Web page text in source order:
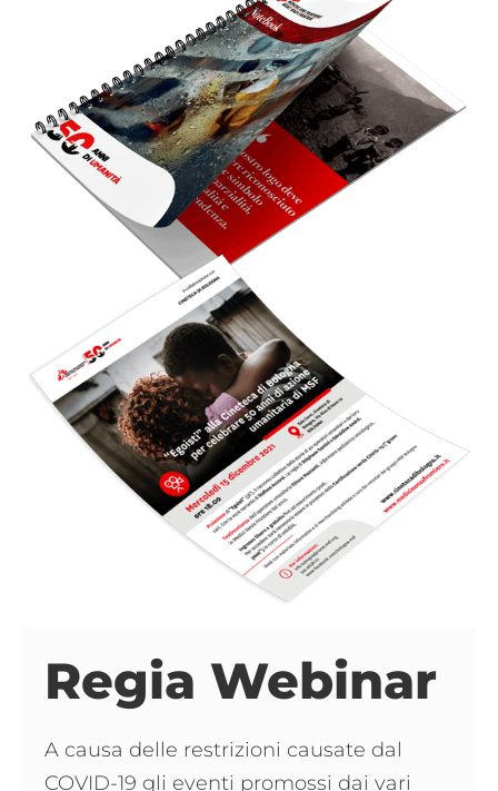
Regia Webinar
A causa delle restrizioni causate dal
COVID-19 gli eventi promossi dai vari